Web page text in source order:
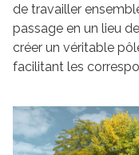
de travailler
passage en un lieu
créer un véritable
facilitant les